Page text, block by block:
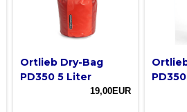
Ortlieb Dry-Bag
PD350 5 Liter
19,00EUR